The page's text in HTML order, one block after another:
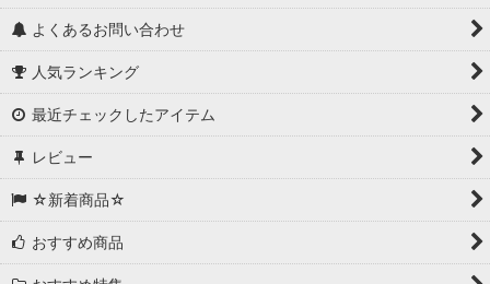
よくあるお問い合わせ
人気ランキング
最近チェックしたアイテム
レビュー
☆新着商品☆
おすすめ商品